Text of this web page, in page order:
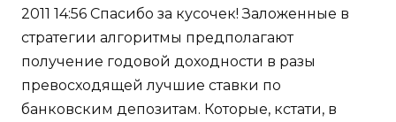
2011 14:56 Спасибо за кусочек! Заложенные в
стратегии алгоритмы предполагают
получение годовой доходности в разы
превосходящей лучшие ставки по
банковским депозитам. Которые, кстати, в